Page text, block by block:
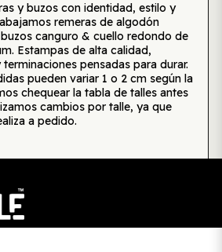
y buzos con identidad, estilo y
remeras de algodón
canguro & cuello redondo de
Estampas de alta calidad,
pensadas para durar.
pueden variar 1 o 2 cm según la
chequear la tabla de talles antes
cambios por talle, ya que
a pedido.